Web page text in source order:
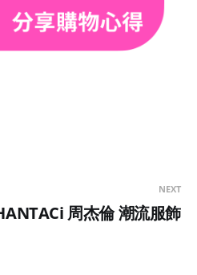
NEXT
周杰倫 潮流服飾